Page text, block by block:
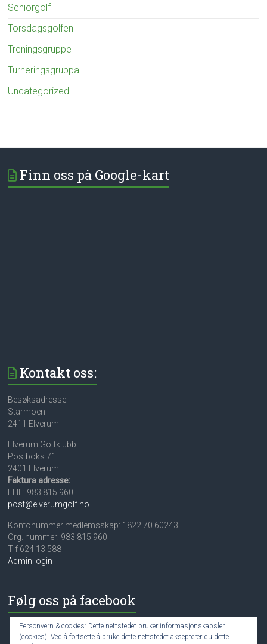
Seniorgolf
Torsdagsgolfen
Treningsgruppe
Turneringsgruppa
Uncategorized
Finn oss på Google-kart
Kontakt oss:
Besøksadresse:
Starmoen
2411 Elverum
Elverum Golfklubb
Postboks 71
2401 Elverum
Faktura adresse:
EHF: 983 815 960
post@elverumgolf.no
Kontonummer medlemsskap: 1822 70 60243
Org. nummer: 983 815 960
Tlf 624 13 588
Admin login
Følg oss på facebook
Personvern & cookies: Dette nettstedet bruker informasjonskapsler
(cookies). Ved å fortsette å bruke dette nettstedet aksepterer du dette.